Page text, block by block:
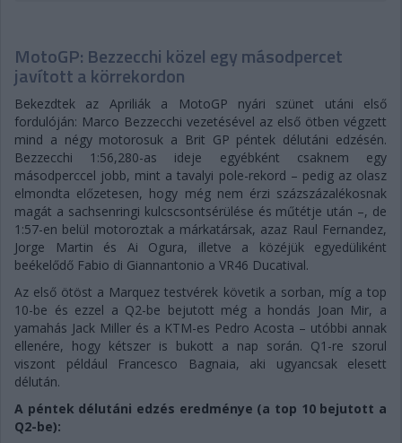
MotoGP: Bezzecchi közel egy másodpercet
javított a körrekordon
Bekezdtek az Apriliák a MotoGP nyári szünet utáni első
fordulóján: Marco Bezzecchi vezetésével az első ötben végzett
mind a négy motorosuk a Brit GP péntek délutáni edzésén.
Bezzecchi 1:56,280-as ideje egyébként csaknem egy
másodperccel jobb, mint a tavalyi pole-rekord – pedig az olasz
elmondta előzetesen, hogy még nem érzi százszázalékosnak
magát a sachsenringi kulcscsontsérülése és műtétje után –, de
1:57-en belül motoroztak a márkatársak, azaz Raul Fernandez,
Jorge Martin és Ai Ogura, illetve a közéjük egyedüliként
beékelődő Fabio di Giannantonio a VR46 Ducatival.
Az első ötöst a Marquez testvérek követik a sorban, míg a top
10-be és ezzel a Q2-be bejutott még a hondás Joan Mir, a
yamahás Jack Miller és a KTM-es Pedro Acosta – utóbbi annak
ellenére, hogy kétszer is bukott a nap során. Q1-re szorul
viszont például Francesco Bagnaia, aki ugyancsak elesett
délután.
A péntek délutáni edzés eredménye (a top 10 bejutott a
Q2-be):